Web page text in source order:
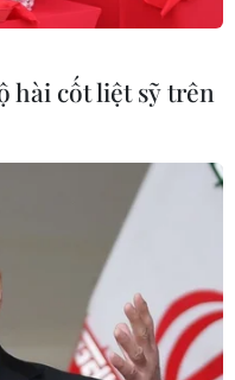
số mắc
mắc COVID-19 ở mức
hài cốt liệt sỹ trên